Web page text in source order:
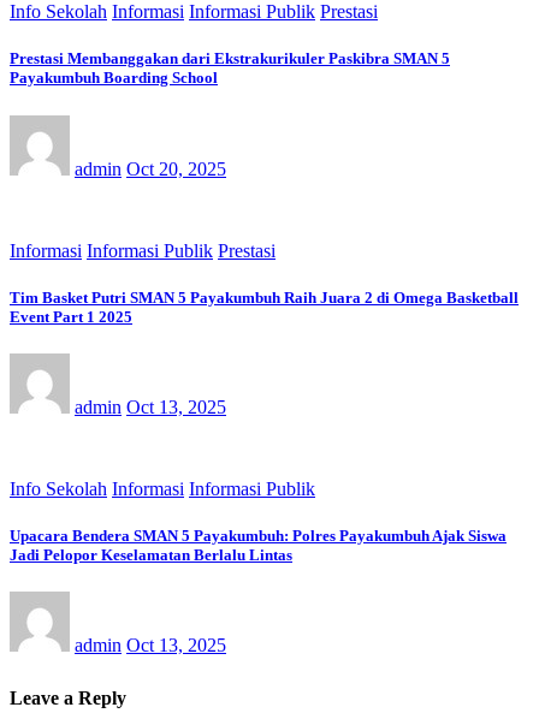
Info Sekolah Informasi Informasi Publik Prestasi
Prestasi Membanggakan dari Ekstrakurikuler Paskibra SMAN 5
Payakumbuh Boarding School
admin Oct 20, 2025
Informasi Informasi Publik Prestasi
Tim Basket Putri SMAN 5 Payakumbuh Raih Juara 2 di Omega Basketball
Event Part 1 2025
admin Oct 13, 2025
Info Sekolah Informasi Informasi Publik
Upacara Bendera SMAN 5 Payakumbuh: Polres Payakumbuh Ajak Siswa
Jadi Pelopor Keselamatan Berlalu Lintas
admin Oct 13, 2025
Leave a Reply